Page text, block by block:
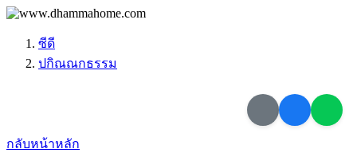
ซีดี
ปกิณณกธรรม
กลับหน้าหลัก